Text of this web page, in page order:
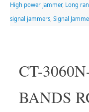
High power Jammer, Long
signal jammers, Signal
CT-
BANDS